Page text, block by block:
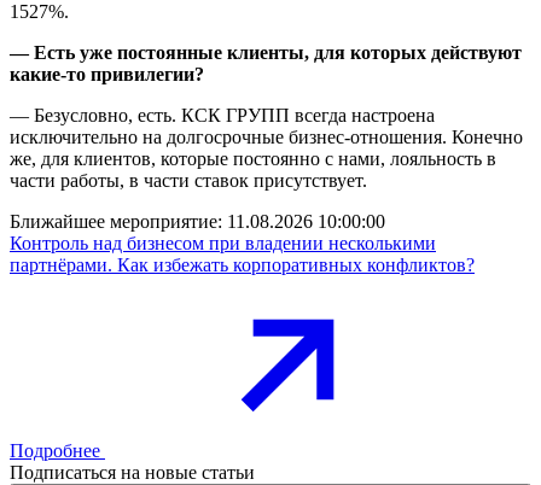
1527%.
— Есть уже постоянные клиенты, для которых действуют
какие-то привилегии?
— Безусловно, есть. КСК ГРУПП всегда настроена
исключительно на долгосрочные бизнес-отношения. Конечно
же, для клиентов, которые постоянно с нами, лояльность в
части работы, в части ставок присутствует.
Ближайшее мероприятие: 11.08.2026 10:00:00
Контроль над бизнесом при владении несколькими
партнёрами. Как избежать корпоративных конфликтов?
Подробнее
Подписаться на новые статьи